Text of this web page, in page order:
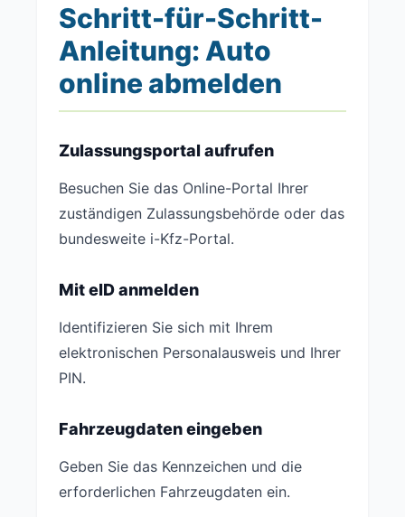
Schritt-für-Schritt-
Anleitung: Auto
online abmelden
Zulassungsportal aufrufen
Besuchen Sie das Online-Portal Ihrer
zuständigen Zulassungsbehörde oder das
bundesweite i-Kfz-Portal.
Mit eID anmelden
Identifizieren Sie sich mit Ihrem
elektronischen Personalausweis und Ihrer
PIN.
Fahrzeugdaten eingeben
Geben Sie das Kennzeichen und die
erforderlichen Fahrzeugdaten ein.